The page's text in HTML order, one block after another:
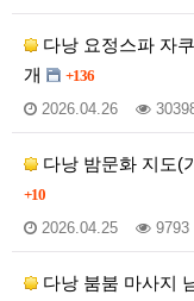
다낭 요정스파 자
개
+136
2026.04.26
다낭 밤문화 지도(
+10
2026.04.25 9793
다낭 붐붐 마사지